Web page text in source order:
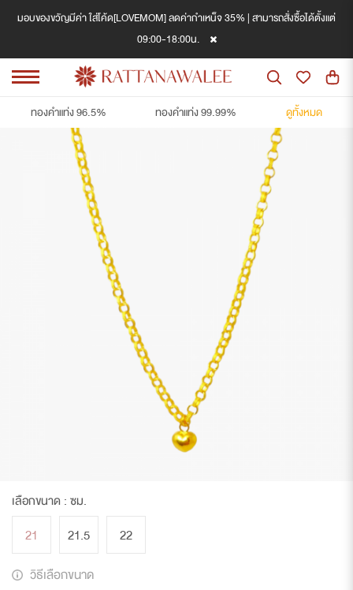
มอบของขวัญมีค่า ใส่โค้ด[LOVEMOM] ลดค่ากำเหน็จ 35% | สามารถสั่งซื้อได้ตั้งแต่
09:00-18:00น.
ทองคำแท่ง 96.5% ทองคำแท่ง 99.99% ดูทั้งหมด
เลือกขนาด : ซม.
21 21.5
22
วิธีเลือกขนาด